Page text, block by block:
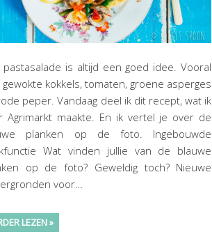
pastasalade is altijd een goed idee. Vooral
gewokte kokkels, tomaten, groene asperges
peper. Vandaag deel ik dit recept, wat ik
Agrimarkt maakte. En ik vertel je over de
planken op de foto. Ingebouwde
Wat vinden jullie van de blauwe
op de foto? Geweldig toch? Nieuwe
voor…
LEZEN »